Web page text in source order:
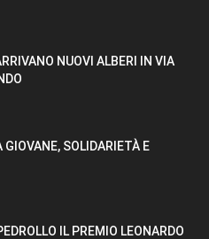
NUOVI ALBERI IN VIA
GIOVANE, SOLIDARIETÀ E
IL PREMIO LEONARDO